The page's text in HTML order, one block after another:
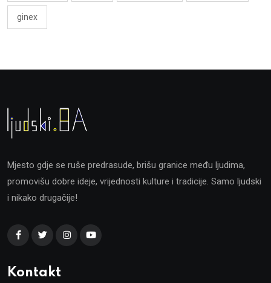
ginex
Mjesto gdje se ruše predrasude, brišu granice među ljudima,
promovišu dobre ideje, vrijednosti kulture i tradicije. Samo ljudski
i nikako drugačije!
Kontakt